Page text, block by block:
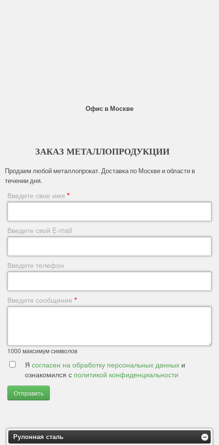
Офис в Москве
ЗАКАЗ МЕТАЛЛОПРОДУКЦИИ
Продаем любой металлопрокат. Доставка по Москве и области в
течении дня.
Введите свое имя *
Введите свой E-mail
Введите телефон
Введите сообщение *
1000 максимум символов
Я согласен на обработку персональных данных и
ознакомился с политикой конфиденциальности
Отправить
Рулонная сталь